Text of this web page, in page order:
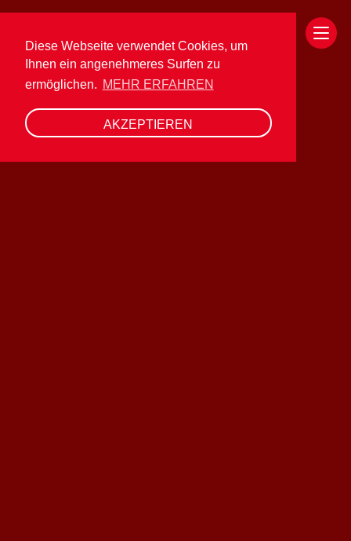
Diese Webseite verwendet Cookies, um
Ihnen ein angenehmeres Surfen zu
ermöglichen. MEHR ERFAHREN
AKZEPTIEREN
Funktionen